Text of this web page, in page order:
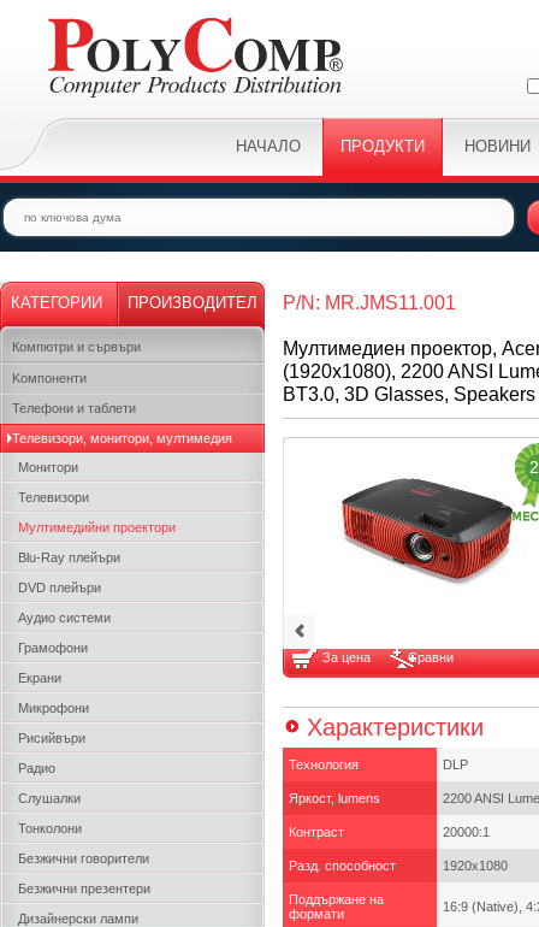
НАЧАЛО ПРОДУКТИ НОВИНИ
КАТЕГОРИИ ПРОИЗВОДИТЕЛ
Компютри и сървъри
Kомпоненти
Телефони и таблети
Телевизори, монитори, мултимедия
Монитори
Телевизори
Мултимедийни проектори
Blu-Ray плейъри
DVD плейъри
Аудио системи
Грамофони
Екрани
Микрофони
Рисийвъри
Радио
Слушалки
Тонколони
Безжични говорители
Безжични презентери
Дизайнерски лампи
P/N: MR.JMS11.001
Мултимедиен проектор,
(1920x1080), 2200 ANSI
BT3.0, 3D Glasses,
За цена Сравни
Характеристики
Технология DLP
Яркост, lumens 2200 ANSI
Контраст 20000:1
Разд. способност 1920x1080
Поддържане на
формати
16:9 (Native),